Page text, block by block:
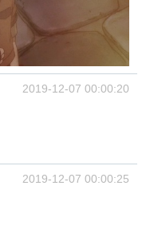
2019-12-07 00:00:20
2019-12-07 00:00:25